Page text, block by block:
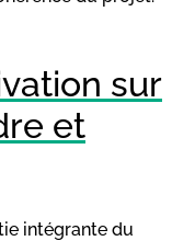
sur
et
intégrante du